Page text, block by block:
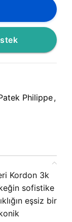
Philippe,
Kordon 3k
sofistike
eşsiz bir